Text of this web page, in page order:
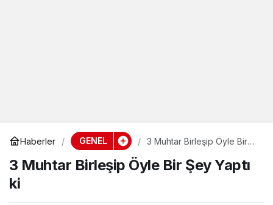
Haberler GENEL
3 Muhtar Birleşip Öyle Bir
3 Muhtar Birleşip Öyle Bir Şey Yaptı
ki